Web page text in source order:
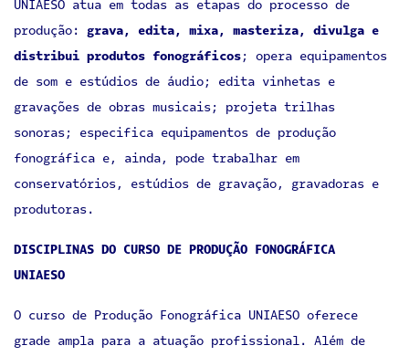
UNIAESO atua em todas as etapas do processo de
produção: grava, edita, mixa, masteriza, divulga e
distribui produtos fonográficos; opera equipamentos
de som e estúdios de áudio; edita vinhetas e
gravações de obras musicais; projeta trilhas
sonoras; especifica equipamentos de produção
fonográfica e, ainda, pode trabalhar em
conservatórios, estúdios de gravação, gravadoras e
produtoras.
DISCIPLINAS DO CURSO DE PRODUÇÃO FONOGRÁFICA
UNIAESO
O curso de Produção Fonográfica UNIAESO oferece
grade ampla para a atuação profissional. Além de